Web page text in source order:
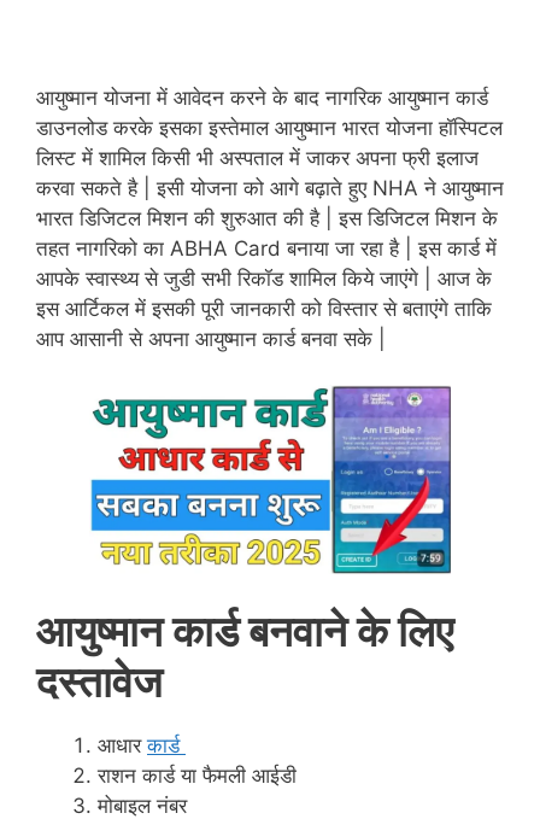
आयुष्मान योजना में आवेदन करने के बाद नागरिक आयुष्मान कार्ड
डाउनलोड करके इसका इस्तेमाल आयुष्मान भारत योजना हॉस्पिटल
लिस्ट में शामिल किसी भी अस्पताल में जाकर अपना फ्री इलाज
करवा सकते है | इसी योजना को आगे बढ़ाते हुए NHA ने आयुष्मान
भारत डिजिटल मिशन की शुरुआत की है | इस डिजिटल मिशन के
तहत नागरिको का ABHA Card बनाया जा रहा है | इस कार्ड में
आपके स्वास्थ्य से जुडी सभी रिकॉड शामिल किये जाएंगे | आज के
इस आर्टिकल में इसकी पूरी जानकारी को विस्तार से बताएंगे ताकि
आप आसानी से अपना आयुष्मान कार्ड बनवा सके |
आयुष्मान कार्ड बनवाने के लिए
दस्तावेज
आधारकार्ड
राशन कार्ड या फैमली आईडी
मोबाइल नंबर